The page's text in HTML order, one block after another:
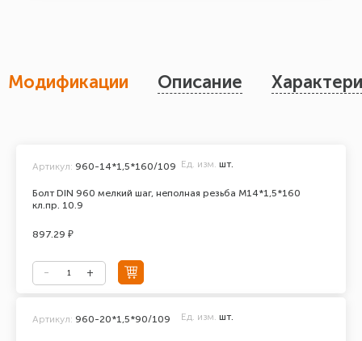
Модификации Описание
Болт DIN 960 мелкий шаг, неполная резьба М14*1,5*160
кл.пр. 10.9
Артикул: 960-14*1,5*160/109 Ед. изм. шт.
897.29 ₽
Артикул: 960-20*1,5*90/109 Ед. изм. шт.